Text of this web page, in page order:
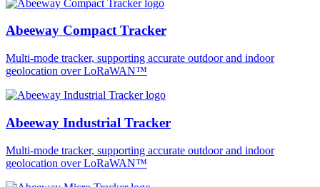
Abeeway Compact Tracker
Multi-mode tracker, supporting accurate outdoor and indoor
geolocation over LoRaWAN™
Abeeway Industrial Tracker
Multi-mode tracker, supporting accurate outdoor and indoor
geolocation over LoRaWAN™